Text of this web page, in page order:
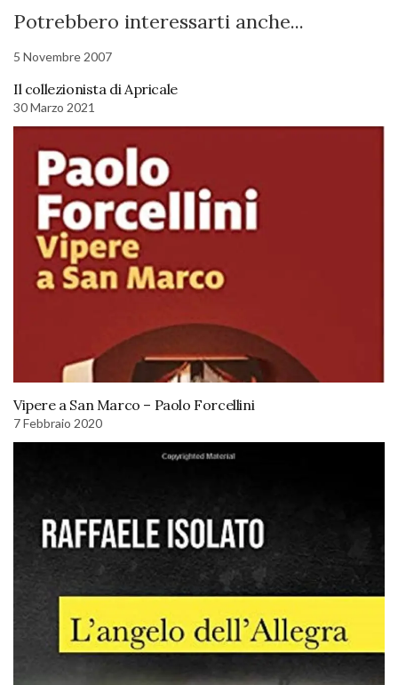
Potrebbero interessarti anche...
5 Novembre 2007
Il collezionista di Apricale
30 Marzo 2021
Vipere a San Marco – Paolo Forcellini
7 Febbraio 2020